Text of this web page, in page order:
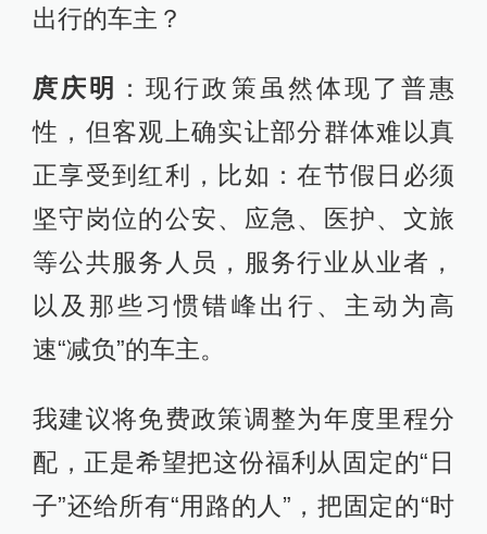
出行的车主？
庹庆明
：现行政策虽然体现了普惠
性，但客观上确实让部分群体难以真
正享受到红利，比如：在节假日必须
坚守岗位的公安、应急、医护、文旅
等公共服务人员，服务行业从业者，
以及那些习惯错峰出行、主动为高
速“减负”的车主。
我建议将免费政策调整为年度里程分
配，正是希望把这份福利从固定的“日
子”还给所有“用路的人”，把固定的“时